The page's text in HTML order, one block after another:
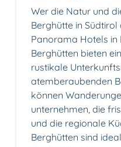
Wer die Natur und
Berghütte in
Panorama Hotels in
Berghütten bieten
rustikale
atemberaubenden
können
unternehmen, die
und die regionale
Berghütten sind